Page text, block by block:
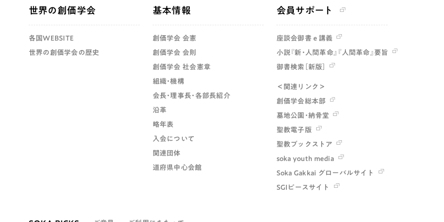
世界の創価学会
各国WEBSITE
世界の創価学会の歴史
基本情報
創価学会 会憲
創価学会 会則
創価学会 社会憲章
組織・機構
会長・理事長・各部長紹介
沿革
略年表
入会について
関連団体
道府県中心会館
会員サポート
座談会御書ｅ講義
小説『新・人間革命』『人間革命』要旨
御書検索［新版］
＜関連リンク＞
創価学会総本部
墓地公園・納骨堂
聖教電子版
聖教ブックストア
soka youth media
Soka Gakkai グローバルサイト
SGIピースサイト